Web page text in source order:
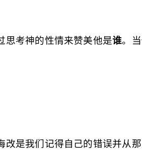
思考神的性情来赞美他是谁。
是我们记得自己的错误并从